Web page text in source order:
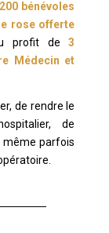
bénévoles
rose offerte
profit de3
Médecin et
de rendre le
de
parfois